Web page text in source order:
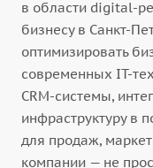
в области digital-
бизнесу в Санкт-
оптимизировать
современных IT-
CRM-системы,
инфраструктуру в
для продаж,
компании — не